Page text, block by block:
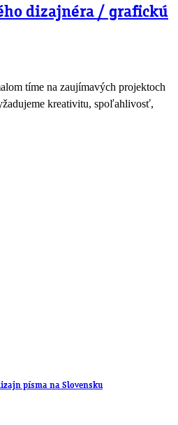
dizajnéra / grafickú
tíme na zaujímavých projektoch
kreativitu, spoľahlivosť,
písma na Slovensku